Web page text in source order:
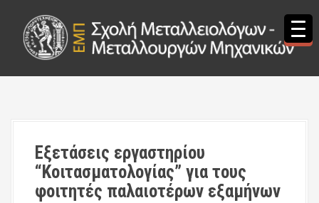
Εξετάσεις εργαστηρίου
“Κοιτασματολογίας” για τους
φοιτητές παλαιοτέρων εξαμήνων